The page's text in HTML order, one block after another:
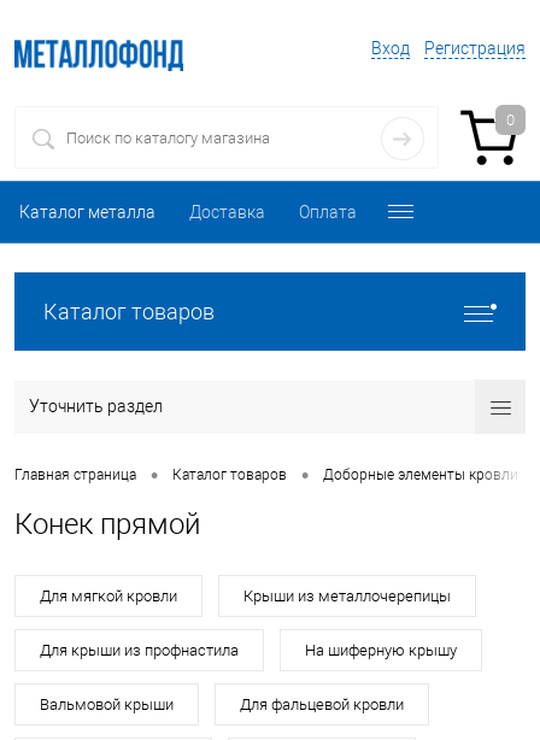
Вход Регистрация
0
Каталог металла Доставка Оплата
Каталог товаров
Уточнить раздел
Главная страница • Каталог товаров • Доборные элементы кровли
Конек прямой
Для мягкой кровли Крыши из металлочерепицы
Для крыши из профнастила На шиферную крышу
Вальмовой крыши Для фальцевой кровли